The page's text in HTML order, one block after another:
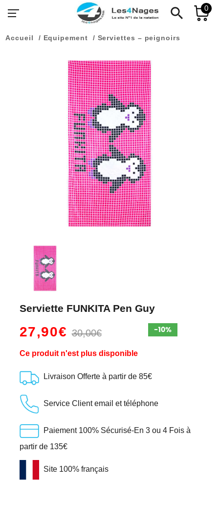
search 0
Accueil Equipement Serviettes – peignoirs
Serviette FUNKITA Pen Guy
27,90€30,00€
Ce produit n'est plus disponible
Livraison Offerte à partir de 85€
Service Client email et téléphone
Paiement 100% Sécurisé-En 3 ou 4 Fois à
partir de 135€
Site 100% français